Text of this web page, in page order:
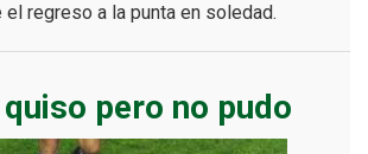
el regreso a la punta en soledad.
pero no pudo